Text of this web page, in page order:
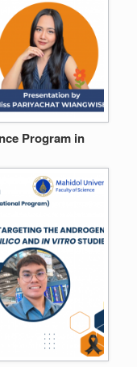
Program in